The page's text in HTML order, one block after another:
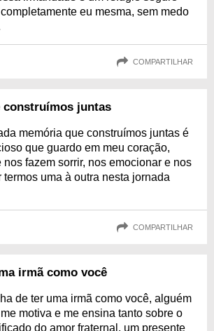
eu mesma, sem medo
COMPARTILHAR
construímos juntas
memória que construímos juntas é
que guardo em meu coração,
nos fazem sorrir, nos emocionar e nos
termos uma à outra nesta jornada
COMPARTILHAR
irmã como você
de ter uma irmã como você, alguém
motiva e me ensina tanto sobre o
do amor fraternal, um presente